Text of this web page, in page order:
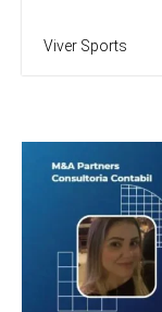
Viver Sports